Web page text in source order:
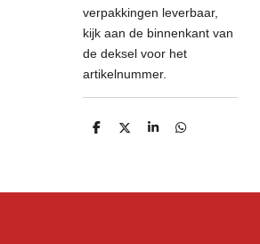
verpakkingen leverbaar,
kijk aan de binnenkant van
de deksel voor het
artikelnummer.
D
D
S
D